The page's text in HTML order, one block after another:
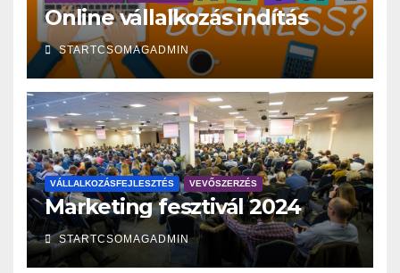
Online vállalkozás indítás
STARTCSOMAGADMIN
VÁLLALKOZÁSFEJLESZTÉS VEVŐSZERZÉS
Marketing fesztivál 2024
STARTCSOMAGADMIN